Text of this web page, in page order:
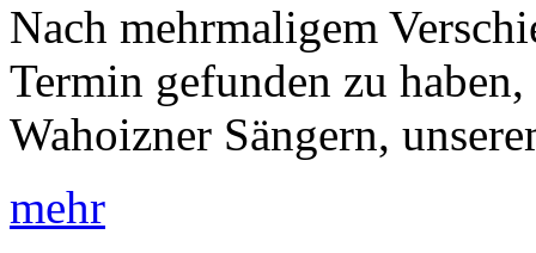
Nach mehrmaligem
Termin gefunden zu
Wahoizner Sängern,
mehr